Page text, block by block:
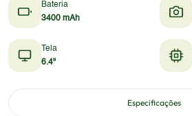
Bateria
3400 mAh
Tela
6.4"
Especificações